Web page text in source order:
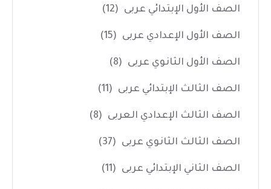
الصف الأول الإبتدائي عربى (12)
الصف الأول الإعدادي عربى (15)
الصف الأول الثانوي عربى (8)
الصف الثالث الإبتدائي عربى (11)
الصف الثالث الإعدادي العربى (8)
الصف الثالث الثانوي عربى (37)
الصف الثاني الإبتدائي عربى (11)